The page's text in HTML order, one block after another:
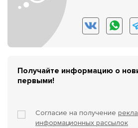
Получайте информацию о
первыми!
Согласие на получение
информационных рассылок